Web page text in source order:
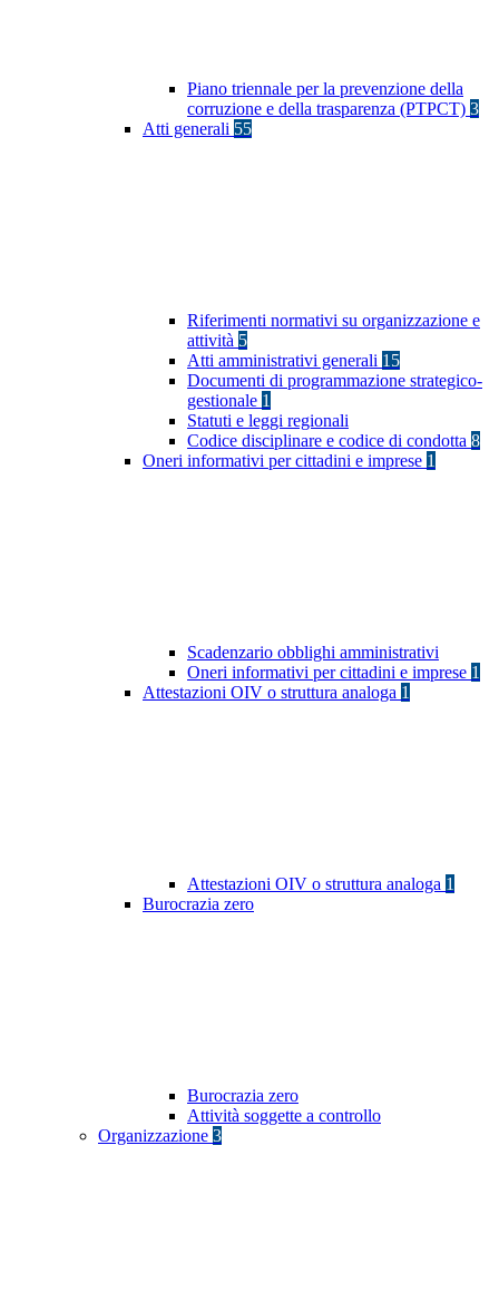
Piano triennale per la prevenzione della
corruzione e della trasparenza (PTPCT) 3
Atti generali 55
Riferimenti normativi su organizzazione e
attività 5
Atti amministrativi generali 15
Documenti di programmazione strategico-
gestionale 1
Statuti e leggi regionali
Codice disciplinare e codice di condotta 8
Oneri informativi per cittadini e imprese 1
Scadenzario obblighi amministrativi
Oneri informativi per cittadini e imprese 1
Attestazioni OIV o struttura analoga 1
Attestazioni OIV o struttura analoga 1
Burocrazia zero
Burocrazia zero
Attività soggette a controllo
Organizzazione 3